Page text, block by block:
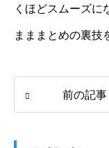
くほどスムーズに
まままとめの裏技
前の記事